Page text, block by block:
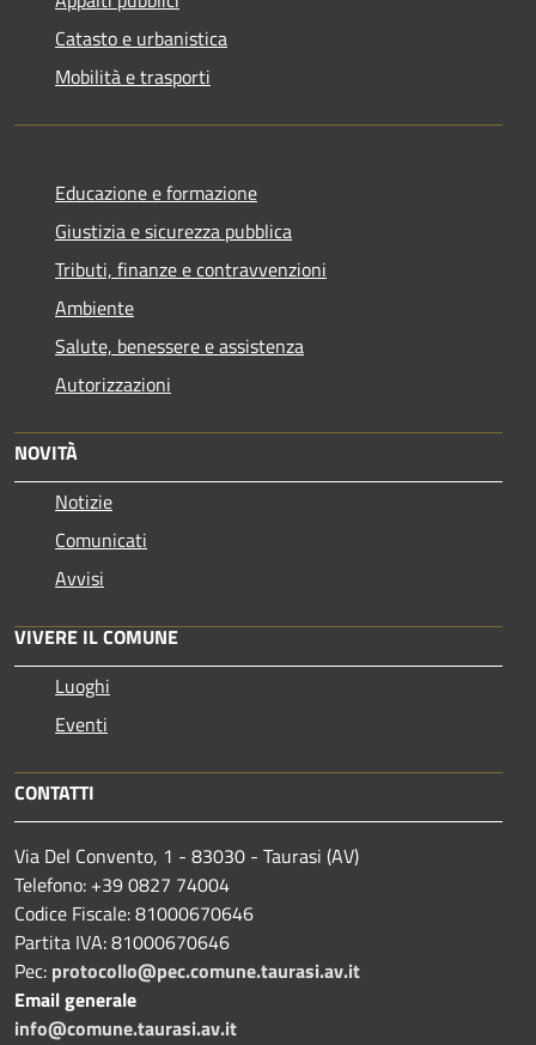
Catasto e urbanistica
Mobilità e trasporti
Educazione e formazione
Giustizia e sicurezza pubblica
Tributi, finanze e contravvenzioni
Ambiente
Salute, benessere e assistenza
Autorizzazioni
NOVITÀ
Notizie
Comunicati
Avvisi
VIVERE IL COMUNE
Luoghi
Eventi
CONTATTI
Via Del Convento, 1 - 83030 - Taurasi (AV)
Telefono: +39 0827 74004
Codice Fiscale: 81000670646
Partita IVA: 81000670646
Pec: protocollo@pec.comune.taurasi.av.it
Email generale
info@comune.taurasi.av.it